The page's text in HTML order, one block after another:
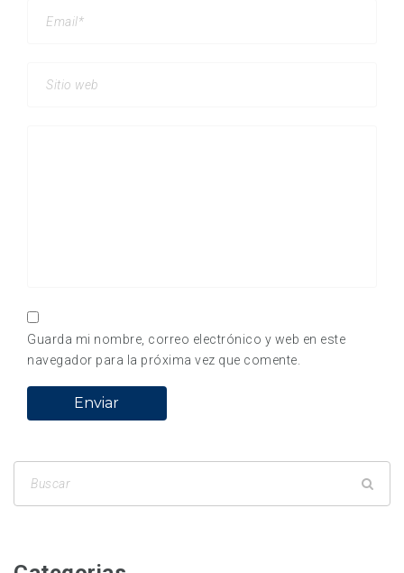
Guarda mi nombre, correo electrónico y web en este
navegador para la próxima vez que comente.